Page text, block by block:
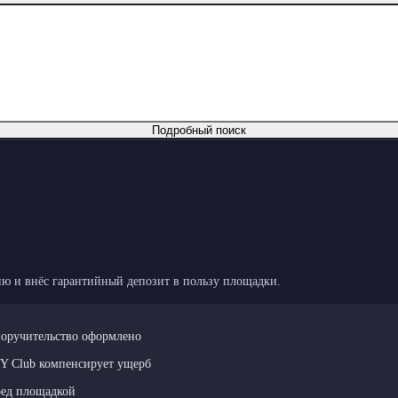
Подробный поиск
и внёс гарантийный депозит в пользу площадки.
оформлено
Club компенсирует ущерб
площадкой